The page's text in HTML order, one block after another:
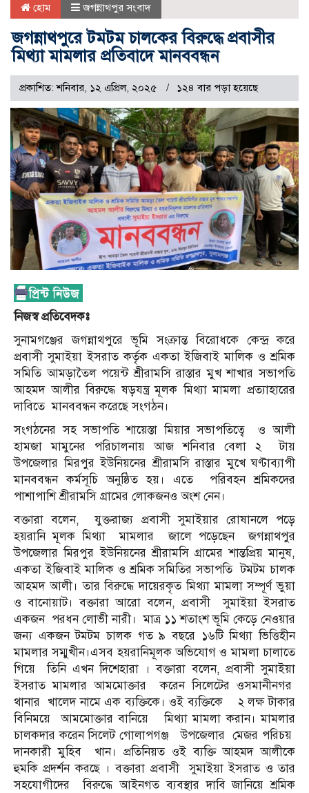
হোম জগন্নাথপুর সংবাদ
জগন্নাথপুরে টমটম চালকের বিরুদ্ধে প্রবাসীর
মিথ্যা মামলার প্রতিবাদে মানববন্ধন
প্রকাশিত: শনিবার, ১২ এপ্রিল, ২০২৫ ১২৪ বার পড়া হয়েছে
নিজস্ব প্রতিবেদকঃ
সুনামগঞ্জের জগন্নাথপুরে ভূমি সংক্রান্ত বিরোধকে কেন্দ্র করে
প্রবাসী সুমাইয়া ইসরাত কর্তৃক একতা ইজিবাই মালিক ও শ্রমিক
সমিতি আমড়াতৈল পয়েন্ট শ্রীরামসি রাস্তার মুখ শাখার সভাপতি
আহমদ আলীর বিরুদ্ধে ষড়যন্ত্র মূলক মিথ্যা মামলা প্রত্যাহারের
দাবিতে মানববন্ধন করেছে সংগঠন।
সংগঠনের সহ সভাপতি শায়েস্তা মিয়ার সভাপতিত্বে
ও আলী
হামজা মামুনের পরিচালনায় আজ শনিবার বেলা ২
টায়
উপজেলার মিরপুর ইউনিয়নের শ্রীরামসি রাস্তার মুখে ঘণ্টাব্যাপী
মানববন্ধন কর্মসূচি অনুষ্ঠিত হয়। এতে
পরিবহন শ্রমিকদের
পাশাপাশি শ্রীরামসি গ্রামের লোকজনও অংশ নেন।
বক্তারা বলেন,
যুক্তরাজ্য প্রবাসী সুমাইয়ার রোষানলে পড়ে
হয়রানি মূলক মিথ্যা
মামলার জালে পড়েছেন
জগন্নাথপুর
উপজেলার মিরপুর ইউনিয়নের শ্রীরামসি গ্রামের শান্তপ্রিয় মানুষ,
একতা ইজিবাই মালিক ও শ্রমিক সমিতির সভাপতি টমটম চালক
আহমদ আলী। তার বিরুদ্ধে দায়েরকৃত মিথ্যা মামলা সম্পূর্ণ ভুয়া
ও বানোয়াট। বক্তারা আরো বলেন, প্রবাসী
সুমাইয়া ইসরাত
একজন পরধন লোভী নারী।
মাত্র ১১ শতাংশ ভূমি কেড়ে নেওয়ার
জন্য একজন টমটম চালক গত ৯ বছরে ১৬টি মিথ্যা ভিত্তিহীন
মামলার সম্মুখীন।এসব হয়রানিমূলক অভিযোগ ও মামলা চালাতে
গিয়ে
তিনি এখন দিশেহারা । বক্তারা বলেন, প্রবাসী সুমাইয়া
ইসরাত মামলার আমমোক্তার
করেন সিলেটের ওসমানীনগর
থানার খালেদ নামে এক ব্যক্তিকে। ওই ব্যক্তিকে
২ লক্ষ টাকার
বিনিময়ে
আমমোক্তার বানিয়ে
মিথ্যা মামলা করান। মামলার
চালকদার করেন সিলেট গোলাপগঞ্জ
উপজেলার মেজর পরিচয়
দানকারী মুহিব
খান। প্রতিনিয়ত ওই ব্যক্তি আহমদ আলীকে
হুমকি প্রদর্শন করছে । বক্তারা প্রবাসী
সুমাইয়া ইসরাত ও তার
সহযোগীদের
বিরুদ্ধে আইনগত ব্যবস্থার দাবি জানিয়ে শ্রমিক